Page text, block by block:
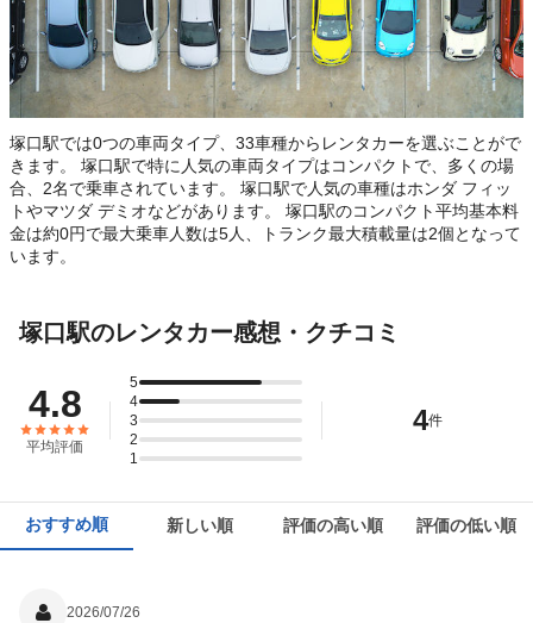
塚口駅では0つの車両タイプ、33車種からレンタカーを選ぶことがで
きます。 塚口駅で特に人気の車両タイプはコンパクトで、多くの場
合、2名で乗車されています。 塚口駅で人気の車種はホンダ フィッ
トやマツダ デミオなどがあります。 塚口駅のコンパクト平均基本料
金は約0円で最大乗車人数は5人、トランク最大積載量は2個となって
います。
塚口駅のレンタカー感想・クチコミ
4.8
平均評価
5
4
3
2
1
4件
おすすめ順 新しい順 評価の高い順 評価の低い順
2026/07/26